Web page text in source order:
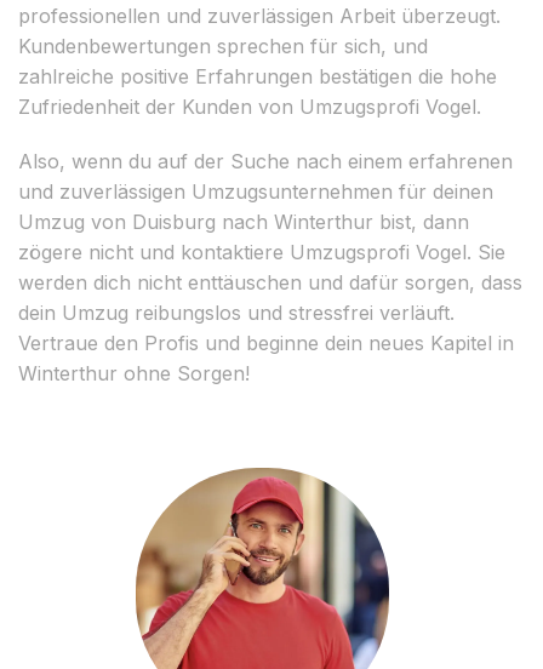
professionellen und zuverlässigen Arbeit überzeugt.
Kundenbewertungen sprechen für sich, und
zahlreiche positive Erfahrungen bestätigen die hohe
Zufriedenheit der Kunden von Umzugsprofi Vogel.
Also, wenn du auf der Suche nach einem erfahrenen
und zuverlässigen Umzugsunternehmen für deinen
Umzug von Duisburg nach Winterthur bist, dann
zögere nicht und kontaktiere Umzugsprofi Vogel. Sie
werden dich nicht enttäuschen und dafür sorgen, dass
dein Umzug reibungslos und stressfrei verläuft.
Vertraue den Profis und beginne dein neues Kapitel in
Winterthur ohne Sorgen!